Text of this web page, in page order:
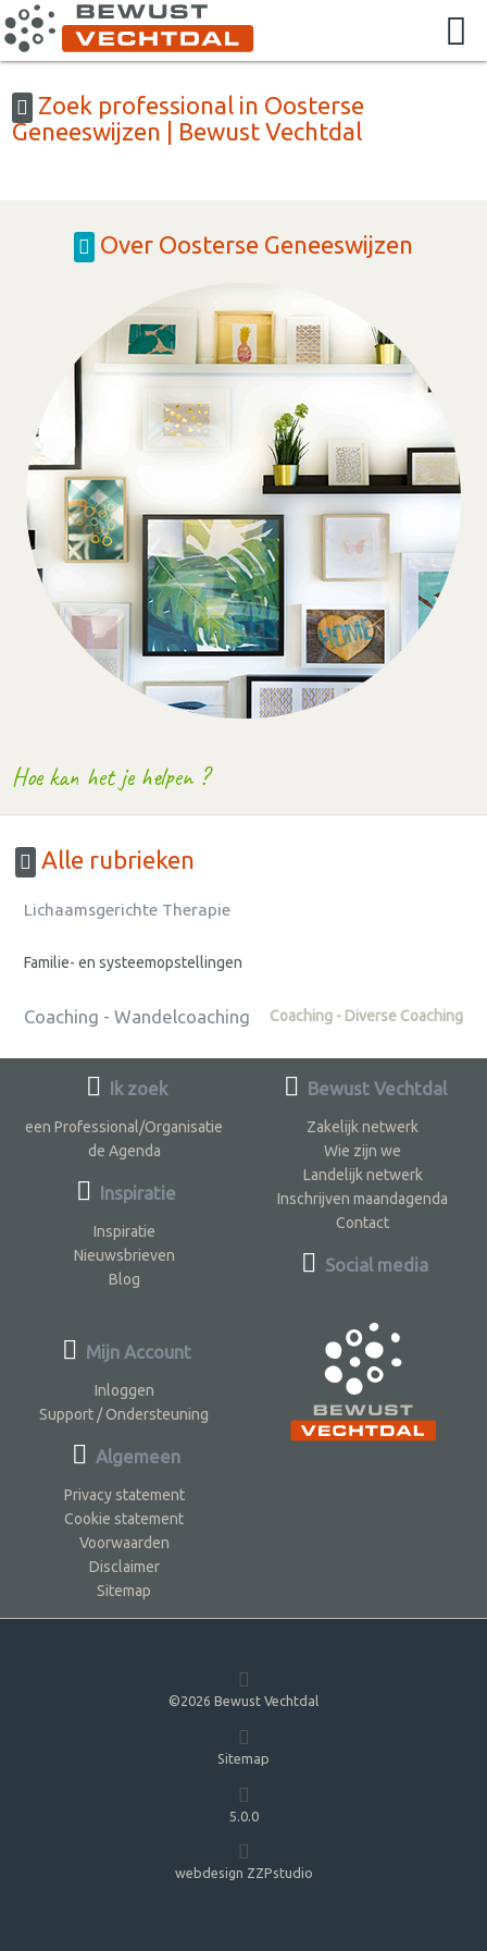
Zoek professional in Oosterse
Geneeswijzen | Bewust Vechtdal
Over Oosterse Geneeswijzen
Hoe kan het je helpen ?
Alle rubrieken
Lichaamsgerichte Therapie
Familie- en systeemopstellingen
Coaching - Wandelcoaching Coaching - Diverse Coaching
Ik zoek
een Professional/Organisatie
de Agenda
Inspiratie
Inspiratie
Nieuwsbrieven
Blog
Bewust Vechtdal
Zakelijk netwerk
Wie zijn we
Landelijk netwerk
Inschrijven maandagenda
Contact
Social media
Mijn Account
Inloggen
Support / Ondersteuning
Algemeen
Privacy statement
Cookie statement
Voorwaarden
Disclaimer
Sitemap
©2026 Bewust Vechtdal
Sitemap
5.0.0
webdesign ZZPstudio